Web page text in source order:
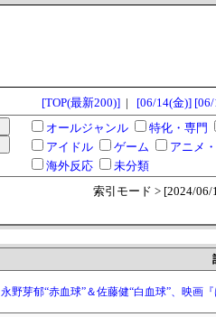
[TOP(最新200)] | [06/14(金)]
オールジャンル
特化・専門
アイドル
ゲーム アニメ
海外反応
未分類
索引モード > [2024/06/
永野芽郁“赤血球”＆佐藤健“白血球”、映画